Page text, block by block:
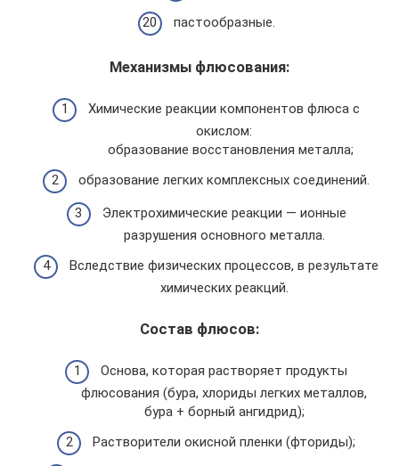
пастообразные.
Механизмы флюсования:
Химические реакции компонентов флюса с
окислом:
образование восстановления металла;
образование легких комплексных соединений.
Электрохимические реакции — ионные
разрушения основного металла.
Вследствие физических процессов, в результате
химических реакций.
Состав флюсов:
Основа, которая растворяет продукты
флюсования (бура, хлориды легких металлов,
бура + борный ангидрид);
Растворители окисной пленки (фториды);